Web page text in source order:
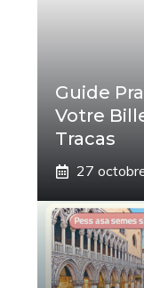
Guide
Votre
Tracas
27